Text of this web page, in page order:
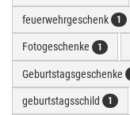
feuerwehrgeschenk 1
Fotogeschenke 1
Geburtstagsgeschenke
geburtstagsschild 1